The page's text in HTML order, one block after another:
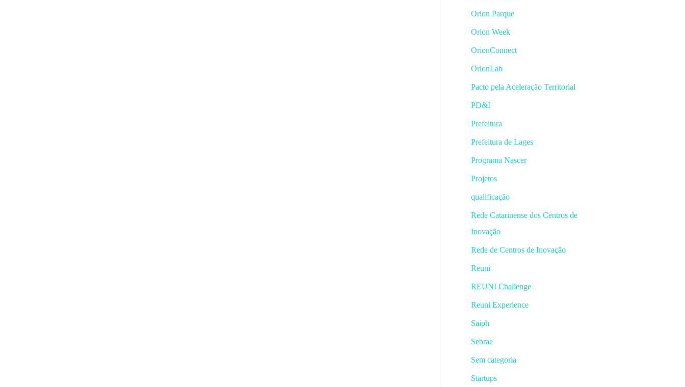
Orion Parque
Orion Week
OrionConnect
OrionLab
Pacto pela Aceleração Territorial
PD&I
Prefeitura
Prefeitura de Lages
Programa Nascer
Projetos
qualificação
Rede Catarinense dos Centros de
Inovação
Rede de Centros de Inovação
Reuni
REUNI Challenge
Reuni Experience
Saiph
Sebrae
Sem categoria
Startups